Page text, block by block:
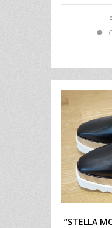
“STELLA